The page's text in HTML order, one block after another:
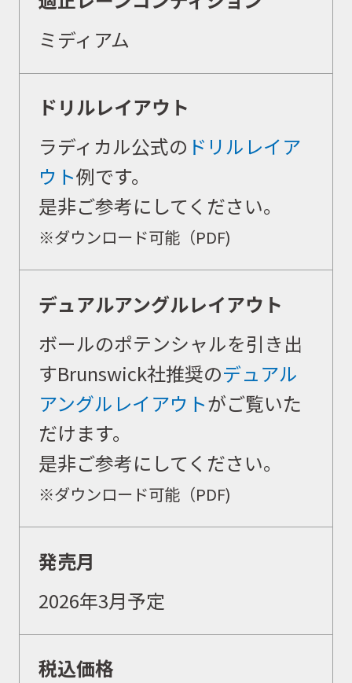
商品カタログ
取扱店舗
ニュース
イベント
キャンペーン
お問合せ
会社概要
ミディアム
ドリルレイアウト
ラディカル公式の ドリルレイア
ウト例です。
是非ご参考にしてください。
※ダウンロード可能（PDF)
デュアルアングルレイアウト
ボールのポテンシャルを引き出
すBrunswick社推奨のデュアル
アングルレイアウトがご覧いた
だけます。
是非ご参考にしてください。
※ダウンロード可能（PDF)
発売月
2026年3月予定
税込価格